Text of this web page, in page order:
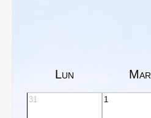
Lun Mar
31 1